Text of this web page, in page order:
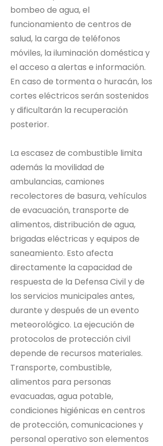
bombeo de agua, el
funcionamiento de centros de
salud, la carga de teléfonos
móviles, la iluminación doméstica y
el acceso a alertas e información.
En caso de tormenta o huracán, los
cortes eléctricos serán sostenidos
y dificultarán la recuperación
posterior.
La escasez de combustible limita
además la movilidad de
ambulancias, camiones
recolectores de basura, vehículos
de evacuación, transporte de
alimentos, distribución de agua,
brigadas eléctricas y equipos de
saneamiento. Esto afecta
directamente la capacidad de
respuesta de la Defensa Civil y de
los servicios municipales antes,
durante y después de un evento
meteorológico. La ejecución de
protocolos de protección civil
depende de recursos materiales.
Transporte, combustible,
alimentos para personas
evacuadas, agua potable,
condiciones higiénicas en centros
de protección, comunicaciones y
personal operativo son elementos